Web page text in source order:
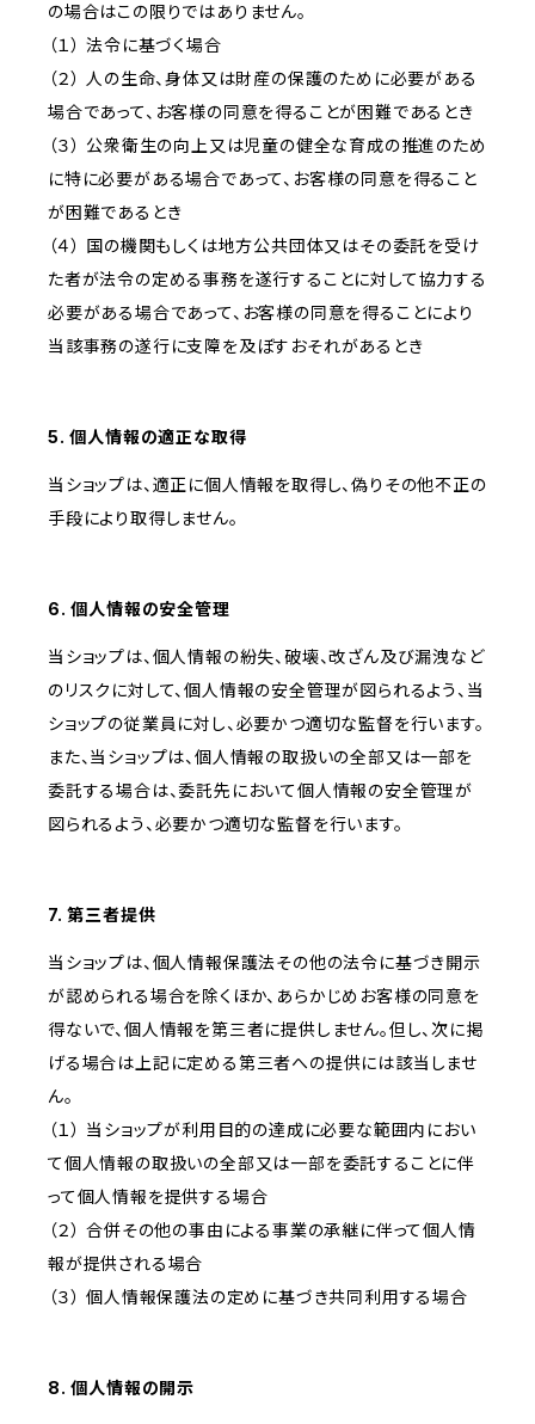
の場合はこの限りではありません。
（１） 法令に基づく場合
（２） 人の生命、身体又は財産の保護のために必要がある
場合であって、お客様の同意を得ることが困難であるとき
（３） 公衆衛生の向上又は児童の健全な育成の推進のため
に特に必要がある場合であって、お客様の同意を得ること
が困難であるとき
（４） 国の機関もしくは地方公共団体又はその委託を受け
た者が法令の定める事務を遂行することに対して協力する
必要がある場合であって、お客様の同意を得ることにより
当該事務の遂行に支障を及ぼすおそれがあるとき
5. 個人情報の適正な取得
当ショップは、適正に個人情報を取得し、偽りその他不正の
手段により取得しません。
6. 個人情報の安全管理
当ショップは、個人情報の紛失、破壊、改ざん及び漏洩など
のリスクに対して、個人情報の安全管理が図られるよう、当
ショップの従業員に対し、必要かつ適切な監督を行います。
また、当ショップは、個人情報の取扱いの全部又は一部を
委託する場合は、委託先において個人情報の安全管理が
図られるよう、必要かつ適切な監督を行います。
7. 第三者提供
当ショップは、個人情報保護法その他の法令に基づき開示
が認められる場合を除くほか、あらかじめお客様の同意を
得ないで、個人情報を第三者に提供しません。但し、次に掲
げる場合は上記に定める第三者への提供には該当しませ
ん。
（１） 当ショップが利用目的の達成に必要な範囲内におい
て個人情報の取扱いの全部又は一部を委託することに伴
って個人情報を提供する場合
（２） 合併その他の事由による事業の承継に伴って個人情
報が提供される場合
（３） 個人情報保護法の定めに基づき共同利用する場合
8. 個人情報の開示